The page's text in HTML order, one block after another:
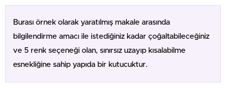
Burası örnek olarak yaratılmış makale arasında
bilgilendirme amacı ile istediğiniz kadar çoğaltabileceğiniz
ve 5 renk seçeneği olan, sınırsız uzayıp kısalabilme
esnekliğine sahip yapıda bir kutucuktur.